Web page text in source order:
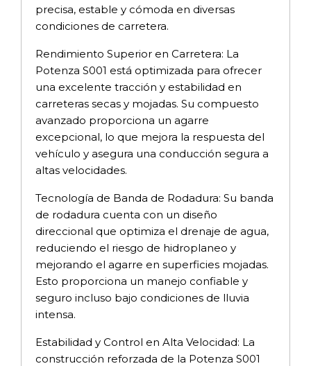
precisa, estable y cómoda en diversas
condiciones de carretera.
Rendimiento Superior en Carretera: La
Potenza S001 está optimizada para ofrecer
una excelente tracción y estabilidad en
carreteras secas y mojadas. Su compuesto
avanzado proporciona un agarre
excepcional, lo que mejora la respuesta del
vehículo y asegura una conducción segura a
altas velocidades.
Tecnología de Banda de Rodadura: Su banda
de rodadura cuenta con un diseño
direccional que optimiza el drenaje de agua,
reduciendo el riesgo de hidroplaneo y
mejorando el agarre en superficies mojadas.
Esto proporciona un manejo confiable y
seguro incluso bajo condiciones de lluvia
intensa.
Estabilidad y Control en Alta Velocidad: La
construcción reforzada de la Potenza S001